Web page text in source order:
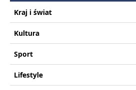
Kraj i świat
Kultura
Sport
Lifestyle